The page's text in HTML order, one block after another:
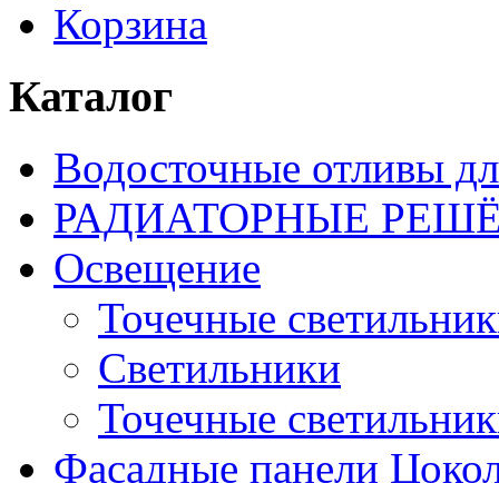
Каталог
Водосточные отливы
РАДИАТОРНЫЕ
Освещение
Точечные
Светильники
Точечные
Фасадные панели